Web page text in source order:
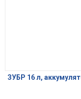
ЗУБР 16 л,